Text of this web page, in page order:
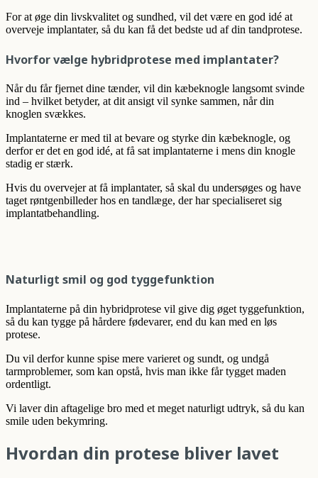
For at øge din livskvalitet og sundhed, vil det være en god idé at
overveje implantater, så du kan få det bedste ud af din tandprotese.
Hvorfor vælge hybridprotese med implantater?
Når du får fjernet dine tænder, vil din kæbeknogle langsomt svinde
ind – hvilket betyder, at dit ansigt vil synke sammen, når din
knoglen svækkes.
Implantaterne er med til at bevare og styrke din kæbeknogle, og
derfor er det en god idé, at få sat implantaterne i mens din knogle
stadig er stærk.
Hvis du overvejer at få implantater, så skal du undersøges og have
taget røntgenbilleder hos en tandlæge, der har specialiseret sig
implantatbehandling.
Naturligt smil og god tyggefunktion
Implantaterne på din hybridprotese vil give dig øget tyggefunktion,
så du kan tygge på hårdere fødevarer, end du kan med en løs
protese.
Du vil derfor kunne spise mere varieret og sundt, og undgå
tarmproblemer, som kan opstå, hvis man ikke får tygget maden
ordentligt.
Vi laver din aftagelige bro med et meget naturligt udtryk, så du kan
smile uden bekymring.
Hvordan din protese bliver lavet